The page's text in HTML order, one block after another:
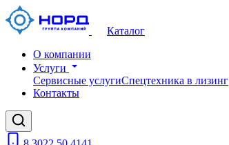
Каталог
О компании
Услуги
Сервисные услугиСпецтехника в лизинг
Контакты